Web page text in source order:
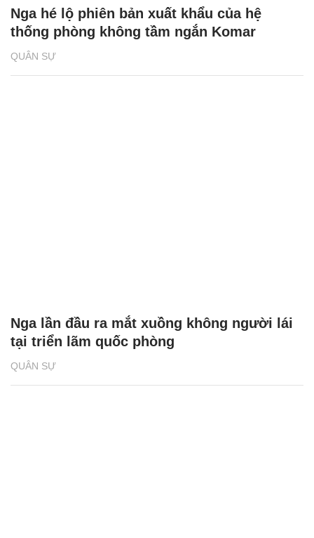
QUÂN SỰ
Nga hé lộ phiên bản xuất khẩu của hệ
thống phòng không tầm ngắn Komar
QUÂN SỰ
Nga lần đầu ra mắt xuồng không người lái
tại triển lãm quốc phòng